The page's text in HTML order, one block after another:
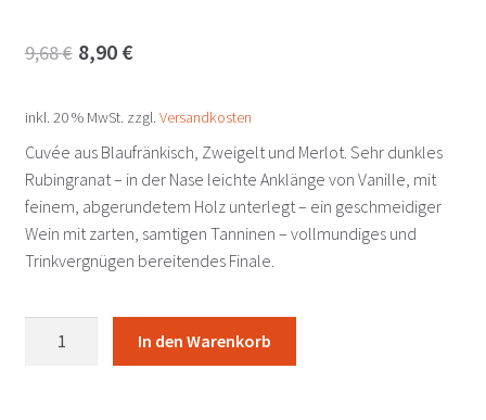
9,68€ Ursprünglicher
war:
9,68 €
8,90 €Aktueller
ist:
8,90 €.
inkl. 20 % MwSt. zzgl. Versandkosten
Cuvée aus Blaufränkisch, Zweigelt und Merlot. Sehr dunkles
Rubingranat – in der Nase leichte Anklänge von Vanille, mit
feinem, abgerundetem Holz unterlegt – ein geschmeidiger
Wein mit zarten, samtigen Tanninen – vollmundiges und
Trinkvergnügen bereitendes Finale.
In den Warenkorb